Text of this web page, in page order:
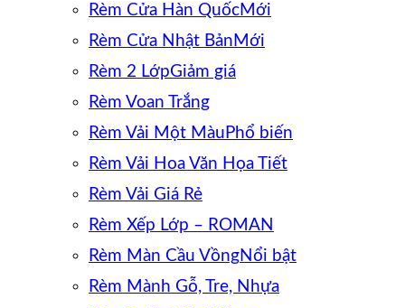
Rèm Cửa Hàn Quốc
Rèm Cửa Nhật Bản
Rèm 2 Lớp
Rèm Voan Trắng
Rèm Vải Một Màu
Rèm Vải Hoa Văn Họa Tiết
Rèm Vải Giá Rẻ
Rèm Xếp Lớp – ROMAN
Rèm Màn Cầu Vồng
Rèm Mành Gỗ, Tre, Nhựa